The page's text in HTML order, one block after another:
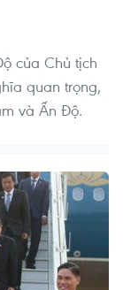
của Chủ tịch
quan trọng,
và Ấn Độ.